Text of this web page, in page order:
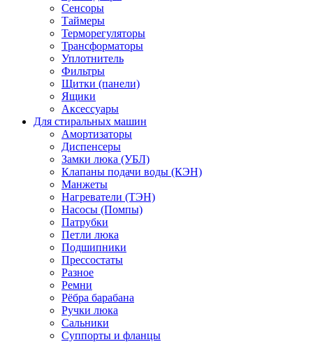
Сенсоры
Таймеры
Терморегуляторы
Трансформаторы
Уплотнитель
Фильтры
Щитки (панели)
Ящики
Аксессуары
Для стиральных машин
Амортизаторы
Диспенсеры
Замки люка (УБЛ)
Клапаны подачи воды (КЭН)
Манжеты
Нагреватели (ТЭН)
Насосы (Помпы)
Патрубки
Петли люка
Подшипники
Прессостаты
Разное
Ремни
Рёбра барабана
Ручки люка
Сальники
Суппорты и фланцы